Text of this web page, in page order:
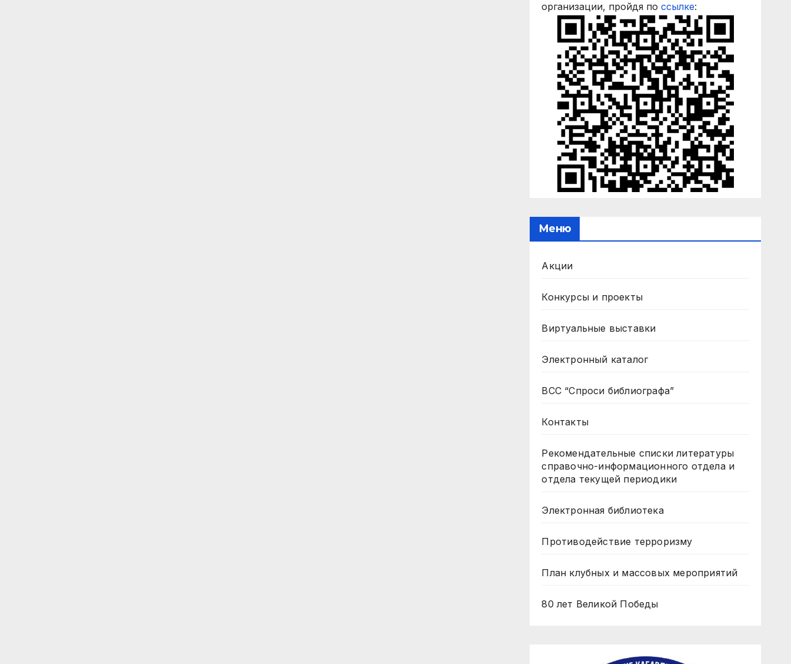
организации, пройдя поссылке:
Меню
Акции
Конкурсы и проекты
Виртуальные выставки
Электронный каталог
ВСС “Спроси библиографа”
Контакты
Рекомендательные списки литературы
справочно-информационного отдела и
отдела текущей периодики
Электронная библиотека
Противодействие терроризму
План клубных и массовых мероприятий
80 лет Великой Победы